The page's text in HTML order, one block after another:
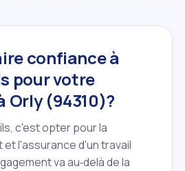
confiance à
pour votre
Orly (94310)?
c'est opter pour la
l'assurance d'un travail
va au‑delà de la